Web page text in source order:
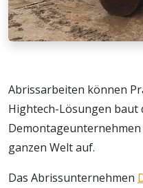
Abrissarbeiten können
Hightech-Lösungen baut
ganzen Welt auf.
Das Abrissunternehmen